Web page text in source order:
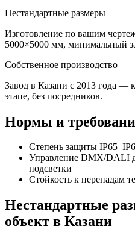
Нестандартные размеры
Изготовление по вашим
5000×5000 мм, минимальный
Собственное производство
Завод в Казани с 2013 года —
этапе, без посредников.
Нормы и
Степень защиты
Управление DMX/DALI
подсветки
Стойкость к перепадам
Нестандартные
объект в Казани